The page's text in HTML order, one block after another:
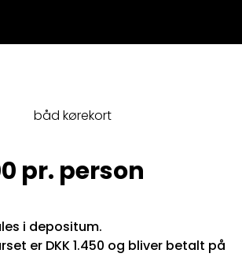
pr. person
i depositum.
er DKK 1.450 og bliver betalt på